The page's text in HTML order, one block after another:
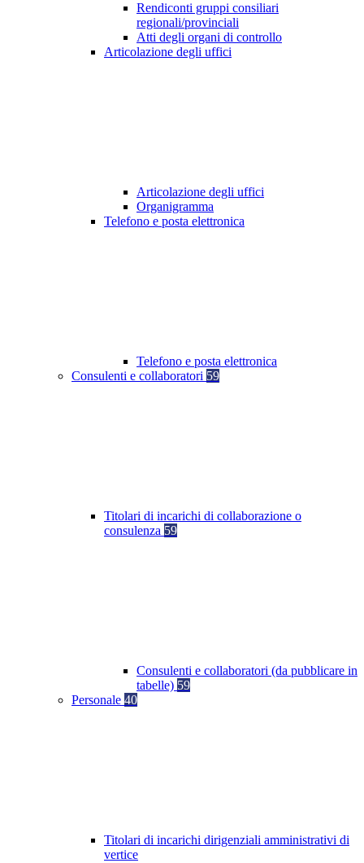
Rendiconti gruppi consiliari
regionali/provinciali
Atti degli organi di controllo
Articolazione degli uffici
Articolazione degli uffici
Organigramma
Telefono e posta elettronica
Telefono e posta elettronica
Consulenti e collaboratori 59
Titolari di incarichi di collaborazione o
consulenza 59
Consulenti e collaboratori (da pubblicare in
tabelle) 59
Personale 40
Titolari di incarichi dirigenziali amministrativi di
vertice